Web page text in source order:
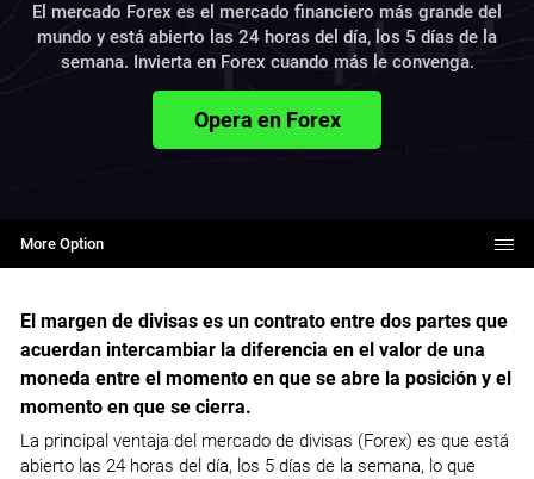
El mercado Forex es el mercado financiero más grande del
mundo y está abierto las 24 horas del día, los 5 días de la
semana. Invierta en Forex cuando más le convenga.
Opera en Forex
More Option
El margen de divisas es un contrato entre dos partes que
acuerdan intercambiar la diferencia en el valor de una
moneda entre el momento en que se abre la posición y el
momento en que se cierra.
La principal ventaja del mercado de divisas (Forex) es que está
abierto las 24 horas del día, los 5 días de la semana, lo que